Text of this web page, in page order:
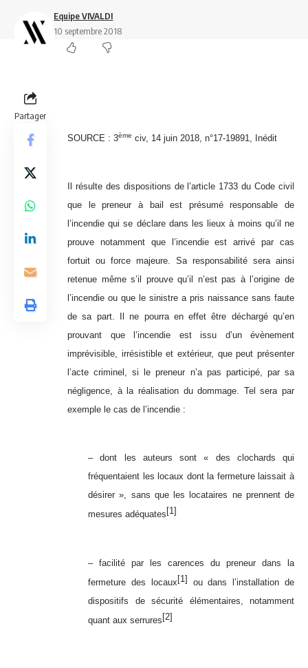
Equipe VIVALDI
10 septembre 2018
Partager
SOURCE : 3ème civ, 14 juin 2018, n°17-19891, Inédit
Il résulte des dispositions de l’article 1733 du Code civil
que le preneur à bail est présumé responsable de
l’incendie qui se déclare dans les lieux à moins qu’il ne
prouve notamment que l’incendie est arrivé par cas
fortuit ou force majeure. Sa responsabilité sera ainsi
retenue même s’il prouve qu’il n’est pas à l’origine de
l’incendie ou que le sinistre a pris naissance sans faute
de sa part. Il ne pourra en effet être déchargé qu’en
prouvant que l’incendie est issu d’un évènement
imprévisible, irrésistible et extérieur, que peut présenter
l’acte criminel, si le preneur n’a pas participé, par sa
négligence, à la réalisation du dommage. Tel sera par
exemple le cas de l’incendie :
– dont les auteurs sont « des clochards qui
fréquentaient les locaux dont la fermeture laissait à
désirer », sans que les locataires ne prennent de
mesures adéquates [1]
– facilité par les carences du preneur dans la
fermeture des locaux[1] ou dans l’installation de
dispositifs de sécurité élémentaires, notamment
quant aux serrures [2]